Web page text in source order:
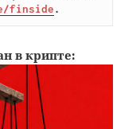
finside.
в крипте: